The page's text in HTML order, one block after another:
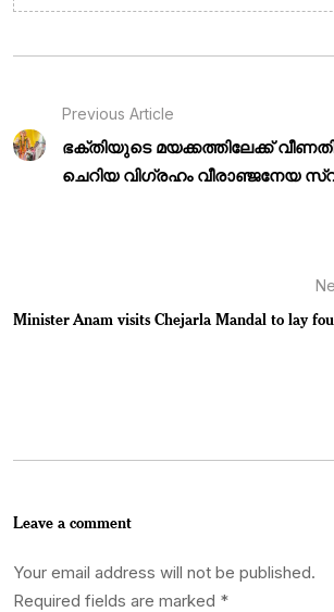
Previous Article
ഭക്തിയുടെ മയക്കത്തിലേക്ക്
ചെറിയ വിഗ്രഹം വീരാഞ്ജനേയ
Minister Anam visits Chejarla Mandal to lay
Leave a comment
Your email address will not be published.
Required fields are marked *